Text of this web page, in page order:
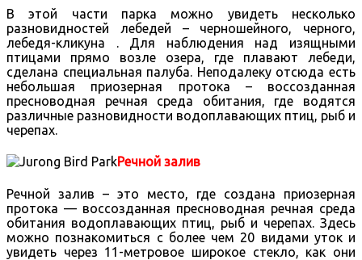
В этой части парка можно увидеть несколько
разновидностей лебедей – черношейного, черного,
лебедя-кликуна . Для наблюдения над изящными
птицами прямо возле озера, где плавают лебеди,
сделана специальная палуба. Неподалеку отсюда есть
небольшая приозерная протока – воссозданная
пресноводная речная среда обитания, где водятся
различные разновидности водоплавающих птиц, рыб и
черепах.
Речной залив
Речной залив – это место, где создана приозерная
протока — воссозданная пресноводная речная среда
обитания водоплавающих птиц, рыб и черепах. Здесь
можно познакомиться с более чем 20 видами уток и
увидеть через 11-метровое широкое стекло, как они